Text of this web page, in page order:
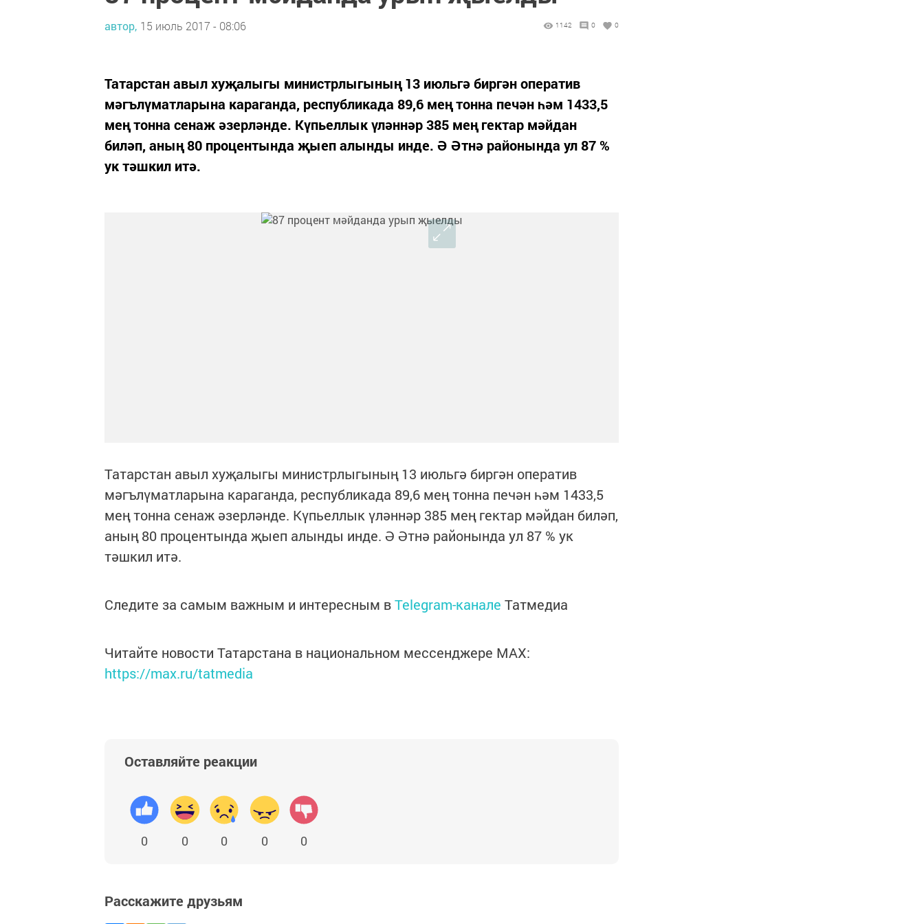
автор, 15 июль 2017 - 08:06 1142 0 0
Татарстан авыл хуҗалыгы министрлыгының 13 июльгә биргән оператив
мәгълүматларына караганда, республикада 89,6 мең тонна печән һәм 1433,5
мең тонна сенаж әзерләнде. Күпьеллык үләннәр 385 мең гектар мәйдан
биләп, аның 80 процентында җыеп алынды инде. Ә Әтнә районында ул 87 %
ук тәшкил итә.
Татарстан авыл хуҗалыгы министрлыгының 13 июльгә биргән оператив
мәгълүматларына караганда, республикада 89,6 мең тонна печән һәм 1433,5
мең тонна сенаж әзерләнде. Күпьеллык үләннәр 385 мең гектар мәйдан биләп,
аның 80 процентында җыеп алынды инде. Ә Әтнә районында ул 87 % ук
тәшкил итә.
Следите за самым важным и интересным вTelegram-канале Татмедиа
Читайте новости Татарстана в национальном мессенджере MАХ:
https://max.ru/tatmedia
Оставляйте реакции
0 0 0 0 0
Расскажите друзьям